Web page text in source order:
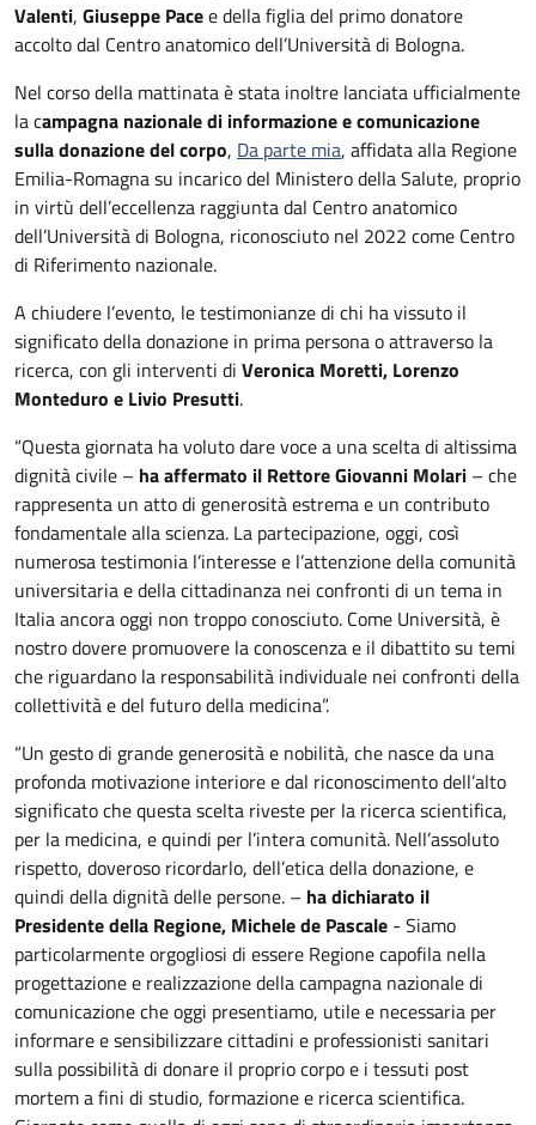
Valenti, Giuseppe Pacee della figlia del primo donatore
accolto dal Centro anatomico dell’Università di Bologna.
Nel corso della mattinata è stata inoltre lanciata ufficialmente
la campagna nazionale di informazione e comunicazione
sulla donazione del corpo, Da parte mia, affidata alla Regione
Emilia-Romagna su incarico del Ministero della Salute, proprio
in virtù dell’eccellenza raggiunta dal Centro anatomico
dell’Università di Bologna, riconosciuto nel 2022 come Centro
di Riferimento nazionale.
A chiudere l’evento, le testimonianze di chi ha vissuto il
significato della donazione in prima persona o attraverso la
ricerca, con gli interventi di Veronica Moretti, Lorenzo
Monteduro e Livio Presutti.
“Questa giornata ha voluto dare voce a una scelta di altissima
dignità civile – ha affermato il Rettore Giovanni Molari – che
rappresenta un atto di generosità estrema e un contributo
fondamentale alla scienza. La partecipazione, oggi, così
numerosa testimonia l’interesse e l’attenzione della comunità
universitaria e della cittadinanza nei confronti di un tema in
Italia ancora oggi non troppo conosciuto. Come Università, è
nostro dovere promuovere la conoscenza e il dibattito su temi
che riguardano la responsabilità individuale nei confronti della
collettività e del futuro della medicina”.
“Un gesto di grande generosità e nobilità, che nasce da una
profonda motivazione interiore e dal riconoscimento dell’alto
significato che questa scelta riveste per la ricerca scientifica,
per la medicina, e quindi per l’intera comunità. Nell’assoluto
rispetto, doveroso ricordarlo, dell’etica della donazione, e
quindi della dignità delle persone. – ha dichiarato il
Presidente della Regione, Michele de Pascale - Siamo
particolarmente orgogliosi di essere Regione capofila nella
progettazione e realizzazione della campagna nazionale di
comunicazione che oggi presentiamo, utile e necessaria per
informare e sensibilizzare cittadini e professionisti sanitari
sulla possibilità di donare il proprio corpo e i tessuti post
mortem a fini di studio, formazione e ricerca scientifica.